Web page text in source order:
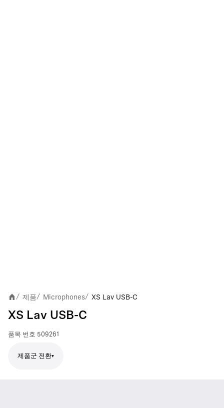
/ 제품/ Microphones/ XS Lav USB-C
XS Lav USB-C
품목 번호 509261
제품군 전환